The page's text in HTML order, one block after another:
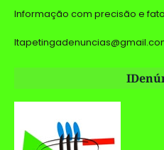
Informação com precisão e